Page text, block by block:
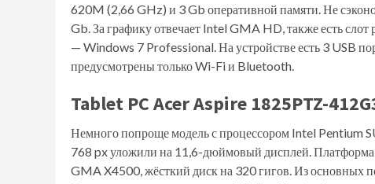
620M (2,66 GHz) и 3 Gb оперативной памяти. Не
Gb. За графику отвечает Intel GMA HD, также есть
— Windows 7 Professional. На устройстве есть 3 USB
предусмотрены только Wi-Fi и Bluetooth.
Tablet PC Acer Aspire 1825PTZ-
Немного попроще модель с процессором Intel Pentium
768 px уложили на 11,6-дюймовый дисплей.
GMA X4500, жёсткий диск на 320 гигов. Из основных